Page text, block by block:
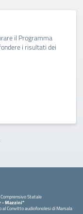
il Programma
i risultati dei
Statale
- Mazzini"
al Convitto audiofonolesi di Marsala